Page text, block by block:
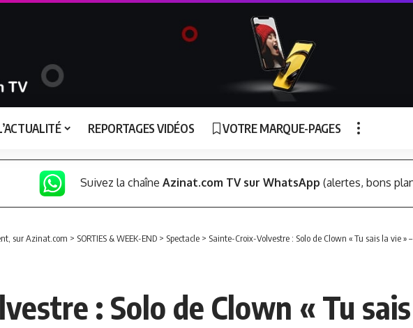
REPORTAGES VIDÉOS VOTRE MARQUE-PAGES
Suivez la chaîne Azinat.com TV sur WhatsApp (alertes, bons
sur Azinat.com > SORTIES & WEEK-END > Spectacle > Sainte-Croix-Volvestre : Solo de Clown « Tu sais la vie »
: Solo de Clown « Tu